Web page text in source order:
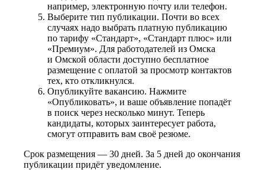
например, электронную почту или телефон.
Выберите тип публикации. Почти во всех
случаях надо выбрать платную публикацию
по тарифу «Стандарт», «Стандарт плюс» или
«Премиум». Для работодателей из Омска
и Омской области доступно бесплатное
размещение с оплатой за просмотр контактов
тех, кто откликнулся.
Опубликуйте вакансию. Нажмите
«Опубликовать», и ваше объявление попадёт
в поиск через несколько минут. Теперь
кандидаты, которых заинтересует работа,
смогут отправить вам своё резюме.
Срок размещения — 30 дней. За 5 дней до окончания
публикации придёт уведомление.